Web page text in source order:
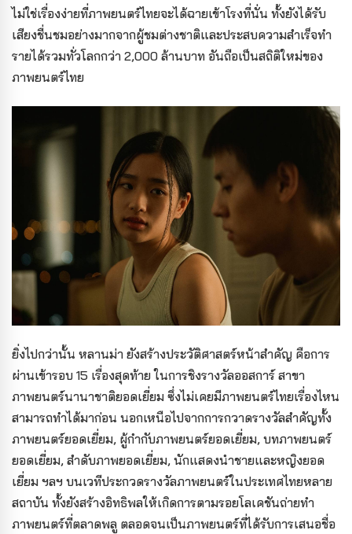
ไม่ใช่เรื่องง่ายที่ภาพยนตร์ไทยจะได้ฉายเข้าโรงที่นั่น ทั้งยังได้รับ
เสียงชื่นชมอย่างมากจากผู้ชมต่างชาติและประสบความสำเร็จทำ
รายได้รวมทั่วโลกกว่า 2,000 ล้านบาท อันถือเป็นสถิติใหม่ของ
ภาพยนตร์ไทย
ยิ่งไปกว่านั้น หลานม่า ยังสร้างประวัติศาสตร์หน้าสำคัญ คือการ
ผ่านเข้ารอบ 15 เรื่องสุดท้าย ในการชิงรางวัลออสการ์ สาขา
ภาพยนตร์นานาชาติยอดเยี่ยม ซึ่งไม่เคยมีภาพยนตร์ไทยเรื่องไหน
สามารถทำได้มาก่อน นอกเหนือไปจากการกวาดรางวัลสำคัญทั้ง
ภาพยนตร์ยอดเยี่ยม, ผู้กำกับภาพยนตร์ยอดเยี่ยม, บทภาพยนตร์
ยอดเยี่ยม, สำดับภาพยอดเยี่ยม, นักแสดงนำชายและหญิงยอด
เยี่ยม ฯลฯ บนเวทีประกวดรางวัลภาพยนตร์ในประเทศไทยหลาย
สถาบัน ทั้งยังสร้างอิทธิพลให้เกิดการตามรอยโลเคชันถ่ายทำ
ภาพยนตร์ที่ตลาดพลู ตลอดจนเป็นภาพยนตร์ที่ได้รับการเสนอชื่อ